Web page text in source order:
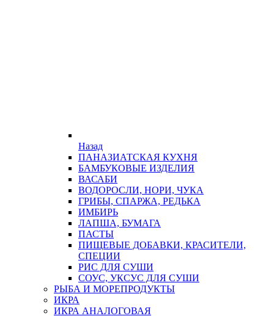
Назад
ПАНАЗИАТСКАЯ КУХНЯ
БАМБУКОВЫЕ ИЗДЕЛИЯ
ВАСАБИ
ВОДОРОСЛИ, НОРИ, ЧУКА
ГРИБЫ, СПАРЖА, РЕДЬКА
ИМБИРЬ
ЛАПША, БУМАГА
ПАСТЫ
ПИЩЕВЫЕ ДОБАВКИ, КРАСИТЕЛИ,
СПЕЦИИ
РИС ДЛЯ СУШИ
СОУС, УКСУС ДЛЯ СУШИ
РЫБА И МОРЕПРОДУКТЫ
ИКРА
ИКРА АНАЛОГОВАЯ